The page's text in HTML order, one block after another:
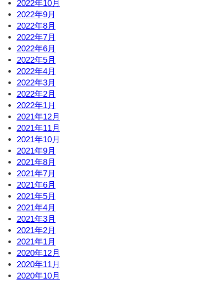
2022年10月
2022年9月
2022年8月
2022年7月
2022年6月
2022年5月
2022年4月
2022年3月
2022年2月
2022年1月
2021年12月
2021年11月
2021年10月
2021年9月
2021年8月
2021年7月
2021年6月
2021年5月
2021年4月
2021年3月
2021年2月
2021年1月
2020年12月
2020年11月
2020年10月